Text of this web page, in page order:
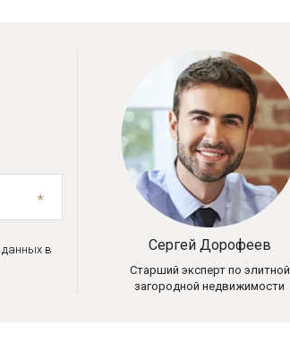
данных в
Сергей Дорофеев
Старший эксперт по элитной
загородной недвижимости